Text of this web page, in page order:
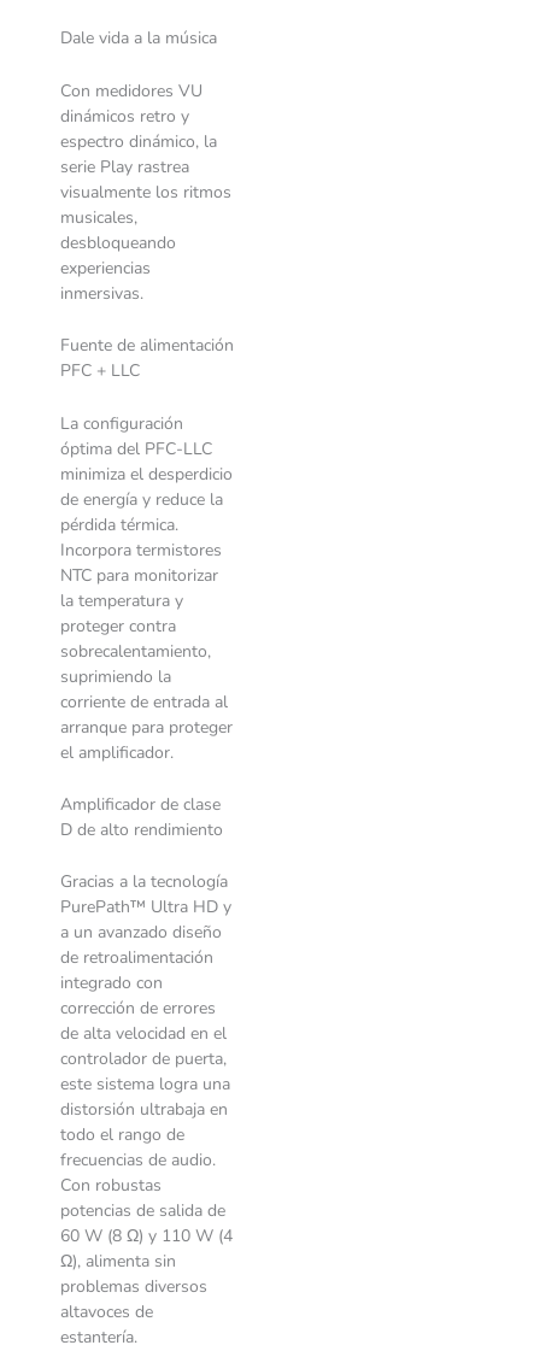
Dale vida a la música
Con medidores VU
dinámicos retro y
espectro dinámico, la
serie Play rastrea
visualmente los ritmos
musicales,
desbloqueando
experiencias
inmersivas.
Fuente de alimentación
PFC + LLC
La configuración
óptima del PFC-LLC
minimiza el desperdicio
de energía y reduce la
pérdida térmica.
Incorpora termistores
NTC para monitorizar
la temperatura y
proteger contra
sobrecalentamiento,
suprimiendo la
corriente de entrada al
arranque para proteger
el amplificador.
Amplificador de clase
D de alto rendimiento
Gracias a la tecnología
PurePath™ Ultra HD y
a un avanzado diseño
de retroalimentación
integrado con
corrección de errores
de alta velocidad en el
controlador de puerta,
este sistema logra una
distorsión ultrabaja en
todo el rango de
frecuencias de audio.
Con robustas
potencias de salida de
60 W (8 Ω) y 110 W (4
Ω), alimenta sin
problemas diversos
altavoces de
estantería.